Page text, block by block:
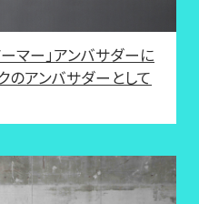
マー」アンバサダーに
のアンバサダーとして